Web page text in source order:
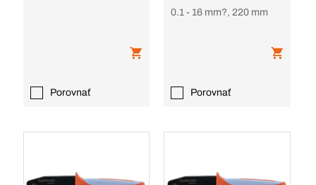
Porovnať
0.1 - 16 mm?, 220 mm
Porovnať